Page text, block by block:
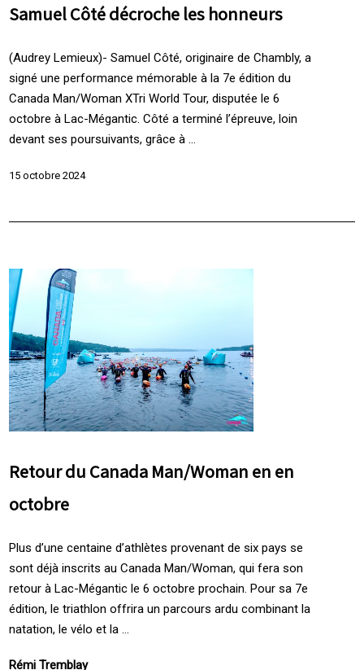
Samuel Côté décroche les honneurs
(Audrey Lemieux)- Samuel Côté, originaire de Chambly, a
signé une performance mémorable à la 7e édition du
Canada Man/Woman XTri World Tour, disputée le 6
octobre à Lac-Mégantic. Côté a terminé l’épreuve, loin
devant ses poursuivants, grâce à ...
15 octobre 2024
Retour du Canada Man/Woman en en
octobre
Plus d’une centaine d’athlètes provenant de six pays se
sont déjà inscrits au Canada Man/Woman, qui fera son
retour à Lac-Mégantic le 6 octobre prochain. Pour sa 7e
édition, le triathlon offrira un parcours ardu combinant la
natation, le vélo et la ...
Rémi Tremblay